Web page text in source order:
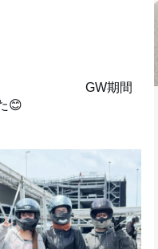
間
😊